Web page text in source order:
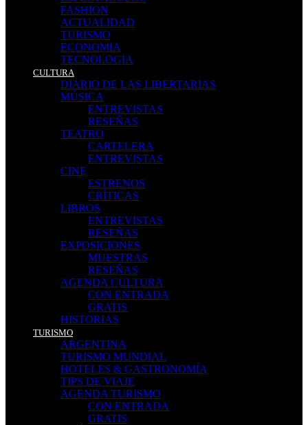
FASHION
ACTUALIDAD
TURISMO
ECONOMIA
TECNOLOGIA
CULTURA
DIARIO DE LAS LIBERTARIAS
MÚSICA
ENTREVISTAS
RESEÑAS
TEATRO
CARTELERA
ENTREVISTAS
CINE
ESTRENOS
CRÍTICAS
LIBROS
ENTREVISTAS
RESEÑAS
EXPOSICIONES
MUESTRAS
RESEÑAS
AGENDA CULTURA
CON ENTRADA
GRATIS
HISTORIAS
TURISMO
ARGENTINA
TURISMO MUNDIAL
HOTELES & GASTRONOMÍA
TIPS DE VIAJE
AGENDA TURISMO
CON ENTRADA
GRATIS